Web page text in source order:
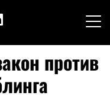
против